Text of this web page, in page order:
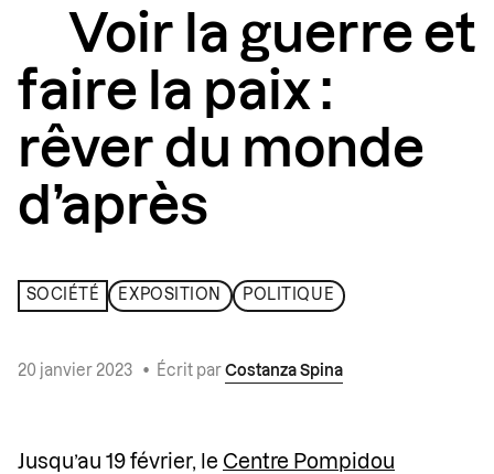
Voir la guerre et
faire la paix :
rêver du monde
d’après
SOCIÉTÉ EXPOSITION POLITIQUE
20 janvier 2023 • Écrit par Costanza Spina
Jusqu’au 19 février, le Centre Pompidou